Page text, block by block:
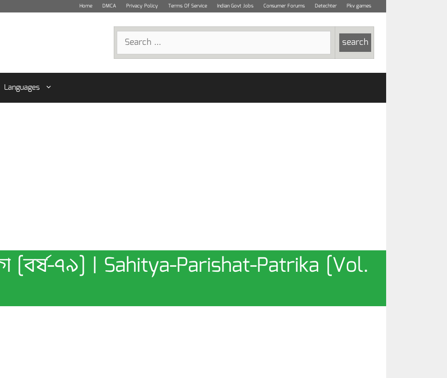
Home DMCA Privacy Policy Terms Of Service Indian Govt Jobs Consumer Forums Detechter Pkv games
Search
for:
Languages
[বর্ষ-৭৯] | Sahitya-Parishat-Patrika [Vol.